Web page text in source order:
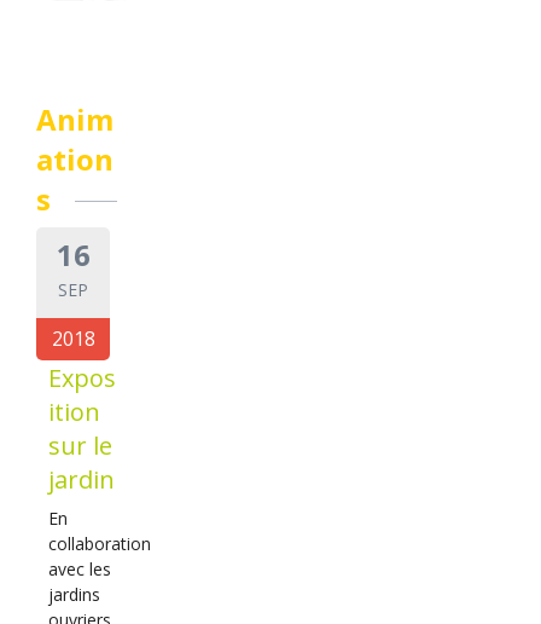
Anim
ation
s
16
SEP
2018
Expos
ition
sur le
jardin
En
collaboration
avec les
jardins